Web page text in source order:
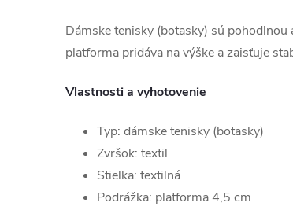
Dámske tenisky (botasky) sú
platforma pridáva na výške a zaisťuje
Vlastnosti a vyhotovenie
Typ: dámske tenisky (botasky)
Zvršok: textil
Stielka: textilná
Podrážka: platforma 4,5 cm